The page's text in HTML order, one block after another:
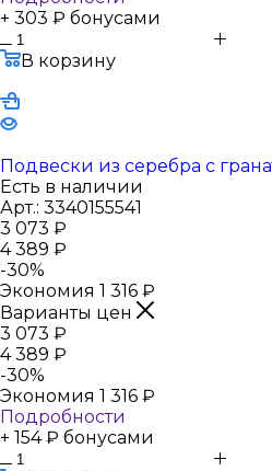
+ 303 ₽ бонусами
В корзину
Подвески из серебра с
Есть в наличии
Арт.: 3340155541
3 073 ₽
4 389 ₽
-30%
Экономия 1 316 ₽
Варианты цен
3 073 ₽
4 389 ₽
-30%
Экономия 1 316 ₽
Подробности
+ 154 ₽ бонусами